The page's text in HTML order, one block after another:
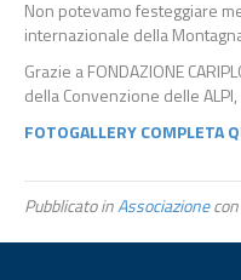
Non potevamo festeggiare
internazionale della
Grazie a FONDAZIONE
della Convenzione delle
FOTOGALLERY COMPLETA
Pubblicato inAssociazione